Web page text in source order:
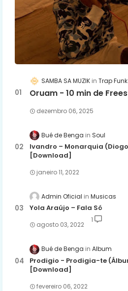
SAMBA SA MUZIK Trap Funk
Oruam - 10 min de
dezembro 06, 2025
Bué de Benga Soul
Ivandro – Monarquia
[Download]
janeiro 11, 2022
Admin Oficial Musicas
Yola Araújo – Fala Só
agosto 03, 2022
1
Bué de Benga Album
Prodigio - Prodigia-te
[Download]
fevereiro 06, 2022